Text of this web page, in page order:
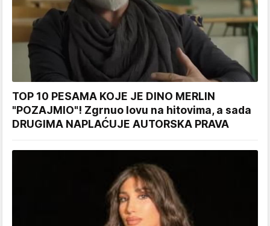
TOP 10 PESAMA KOJE JE DINO MERLIN
"POZAJMIO"! Zgrnuo lovu na hitovima, a sada
DRUGIMA NAPLAĆUJE AUTORSKA PRAVA